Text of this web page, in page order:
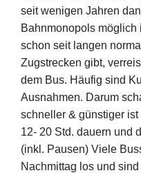
seit wenigen Jahren
Bahnmonopols möglich
schon seit langen
Zugstrecken gibt,
dem Bus. Häufig sind
Ausnahmen. Darum
schneller & günstiger
12- 20 Std. dauern und
(inkl. Pausen) Viele
Nachmittag los und